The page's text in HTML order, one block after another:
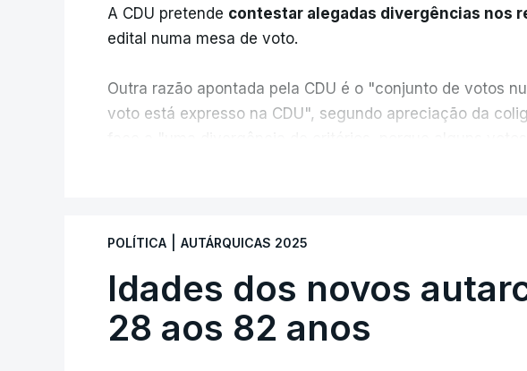
A CDU pretende contestar alegadas divergências nos
edital numa mesa de voto.
Outra razão apontada pela CDU é o "conjunto de votos
voto está expresso na CDU", segundo apreciação da
processo normal". No entanto, admite que "desta vez é
votos decidirem" a eleição de um vereador.
POLÍTICA AUTÁRQUICAS 2025
Idades dos novos
28 aos 82 anos